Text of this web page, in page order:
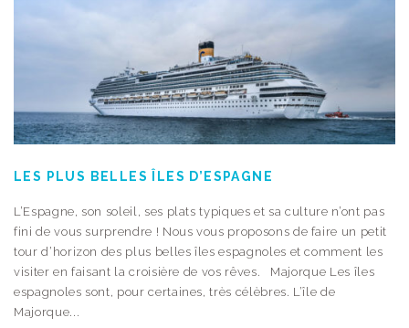
LES PLUS BELLES ÎLES D’ESPAGNE
L’Espagne, son soleil, ses plats typiques et sa culture n’ont pas
fini de vous surprendre ! Nous vous proposons de faire un petit
tour d’horizon des plus belles îles espagnoles et comment les
visiter en faisant la croisière de vos rêves. Majorque Les îles
espagnoles sont, pour certaines, très célèbres. L’île de
Majorque...